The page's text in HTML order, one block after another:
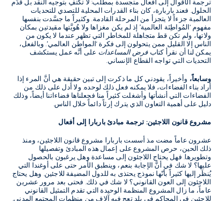
ترجمة الأقوال إلى أفعال متجسدة بمطلب: لا تكتفِ بتوجيه النقد بل قدِّم
الحلول. فعند باربارة، كان بناء القدرات المحلية للتصدي للتحديات
العالمية جزءاً لا يتجزأ من المرحلة القادمة. وكثيراً ما جسَّدت بنفسها
مفهوم‘المُواطِنَة العالمية’ إذ لم يكن مغزاها ولا هُويَّتها مقيدتين بمكان
ولاتها، ولم تكن قط متجاهلة للمخاطر التي تظهر عندما لا يكون من
الناس إلا القليل ممن يتحولون إلى فكرة‘المواطن العالمي’. وبالفعل،
يمكن لنا أن نقرأ كتاب فرض المساعدات على أنَّه عمل يستكشف
التحديات التي تواجه القطاع الإنساني.
وسابعاً، وأخيراً، يقودني كل ما ذكرت إلى تبين حقيقة هي أنَّ المرء إذا
أراد بناء الفضاءات، فلا يمكنه فعل ذلك لوحده. ولا أدل على ذلك من
الفضاءات التي أنشأتها وأشغلت كثيراً منا فجعلناها فضاءاتنا أيضاً، وذلك
دليل على أهمية التعاون الذي يترك إرثاً دائماً خلال الناس.
مشروع قانون اللاجئين: ترجمة مبادئ باربارا إلى أفعال
عشرون عاماً مضت مذ أسست باربارا مشروع قانون اللاجئين، ومنذ
ذلك الحين، حرص المشروع على إعمال هذه المبادئ وتفصيلها
وتطويرها. فهل يحتاج اللاجئون إلى مساعدة وهل يرغبون بالحصول
عليها؟ لا شك في أنَّ الإجابة بنعم، وينطبق الأمر حتى على أوغندا التي
يُنظَر إليها كثيراً بأنّها نموذج يحتذى به للدول المضيفة للاجئين. وهل يحتاج
اللاجئون إلى العون القانوني؟ لا شك في ذلك. فحتى بعد مرور عشرين
عاماً، ما زال المشروع المنظمة الوحيدة التي تقدم التمثيل القانوني